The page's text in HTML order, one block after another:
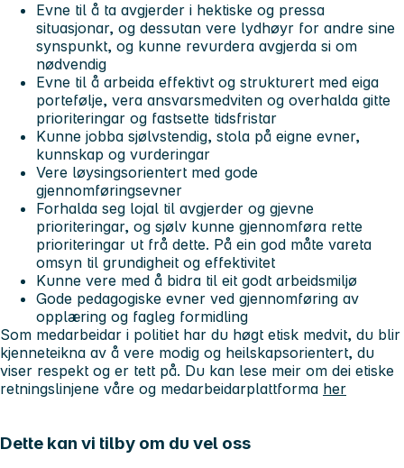
Evne til å ta avgjerder i hektiske og pressa
situasjonar, og dessutan vere lydhøyr for andre sine
synspunkt, og kunne revurdera avgjerda si om
nødvendig
Evne til å arbeida effektivt og strukturert med eiga
portefølje, vera ansvarsmedviten og overhalda gitte
prioriteringar og fastsette tidsfristar
Kunne jobba sjølvstendig, stola på eigne evner,
kunnskap og vurderingar
Vere løysingsorientert med gode
gjennomføringsevner
Forhalda seg lojal til avgjerder og gjevne
prioriteringar, og sjølv kunne gjennomføra rette
prioriteringar ut frå dette. På ein god måte vareta
omsyn til grundigheit og effektivitet
Kunne vere med å bidra til eit godt arbeidsmiljø
Gode pedagogiske evner ved gjennomføring av
opplæring og fagleg formidling
Som medarbeidar i politiet har du høgt etisk medvit, du blir
kjenneteikna av å vere modig og heilskapsorientert, du
viser respekt og er tett på. Du kan lese meir om dei etiske
retningslinjene våre og medarbeidarplattforma her
Dette kan vi tilby om du vel oss